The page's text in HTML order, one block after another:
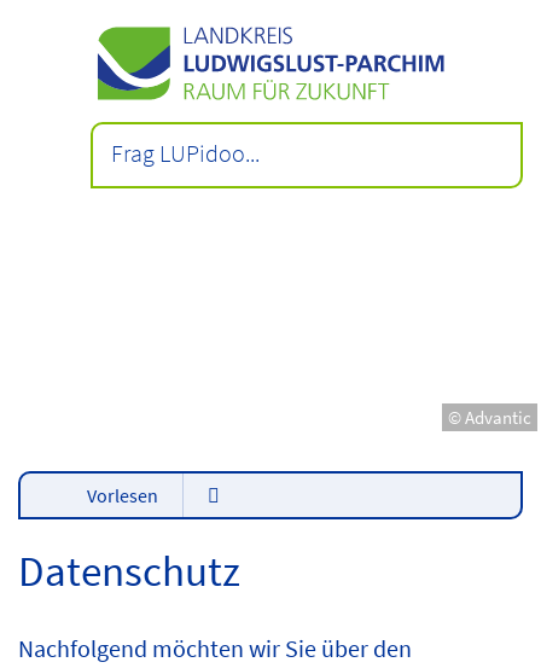
© Advantic
Vorlesen
Datenschutz
Nachfolgend möchten wir Sie über den